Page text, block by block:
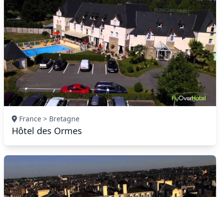
France > Bretagne
Hôtel des Ormes